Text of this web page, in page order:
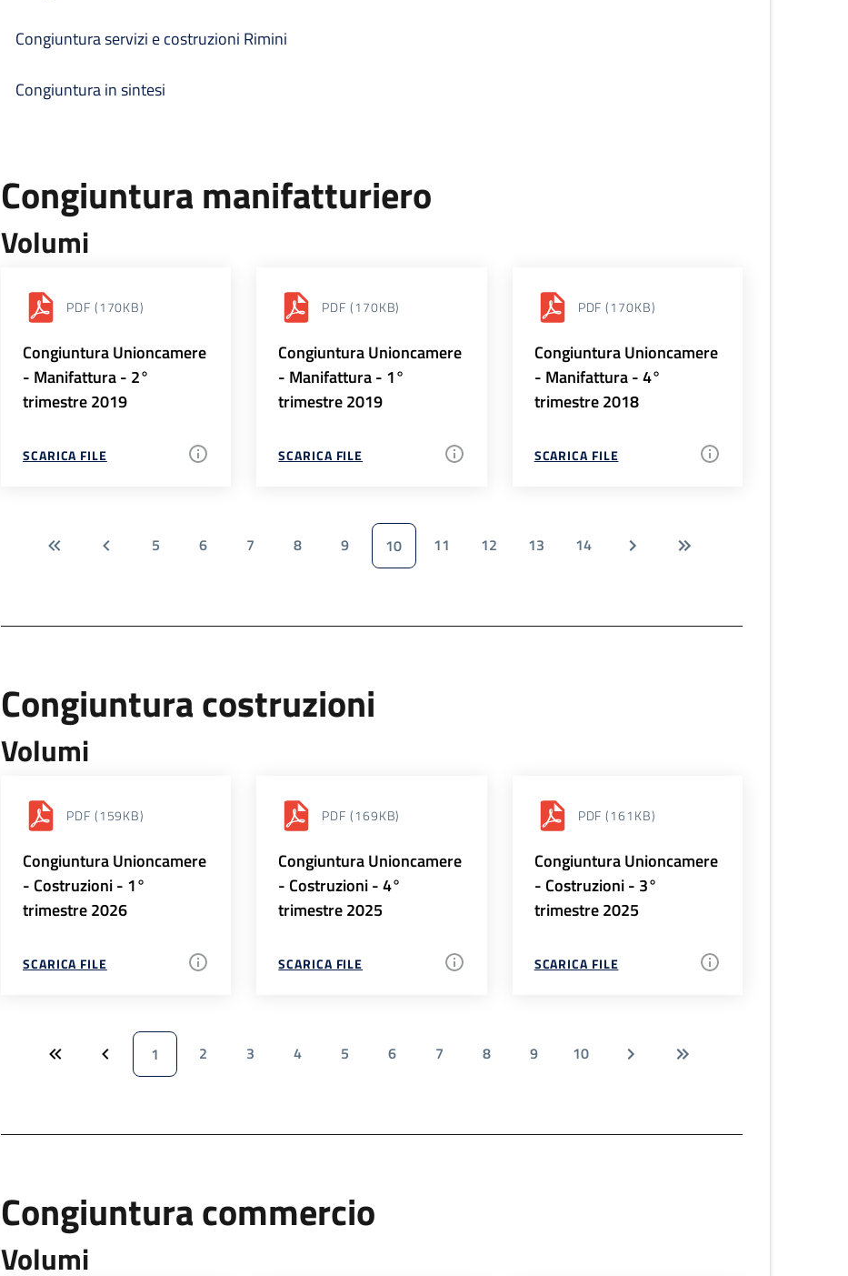
Congiuntura servizi e costruzioni Rimini
Congiuntura in sintesi
Congiuntura manifatturiero
Volumi
PDF (170KB)
Congiuntura Unioncamere
- Manifattura - 2°
trimestre 2019
SCARICA FILE
PDF (170KB)
Congiuntura Unioncamere
- Manifattura - 1°
trimestre 2019
SCARICA FILE
PDF (170KB)
Congiuntura Unioncamere
- Manifattura - 4°
trimestre 2018
SCARICA FILE
5 6 7 8 9 10 11 12 13 14
Congiuntura costruzioni
Volumi
PDF (159KB)
Congiuntura Unioncamere
- Costruzioni - 1°
trimestre 2026
SCARICA FILE
PDF (169KB)
Congiuntura Unioncamere
- Costruzioni - 4°
trimestre 2025
SCARICA FILE
PDF (161KB)
Congiuntura Unioncamere
- Costruzioni - 3°
trimestre 2025
SCARICA FILE
1 2 3 4 5 6 7 8 9 10
Congiuntura commercio
Volumi